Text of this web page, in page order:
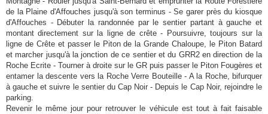
de la Plaine d'Affouches jusqu'à son terminus - Se garer près du kiosque
d'Affouches - Débuter la randonnée par le sentier partant à gauche et
montant directement sur la ligne de crête - Poursuivre, toujours sur la
ligne de Crête et passer le Piton de la Grande Chaloupe, le Piton Batard
et marcher jusqu'à la jonction de ce sentier et du GRR2 en direction de la
Roche Ecrite - Tourner à droite sur le GR puis passer le Piton Fougères et
entamer la descente vers la Roche Verre Bouteille - A la Roche, bifurquer
à gauche et suivre le sentier du Cap Noir - Depuis le Cap Noir, rejoindre le
parking.
Revenir le même jour pour retrouver le véhicule est tout à fait faisable